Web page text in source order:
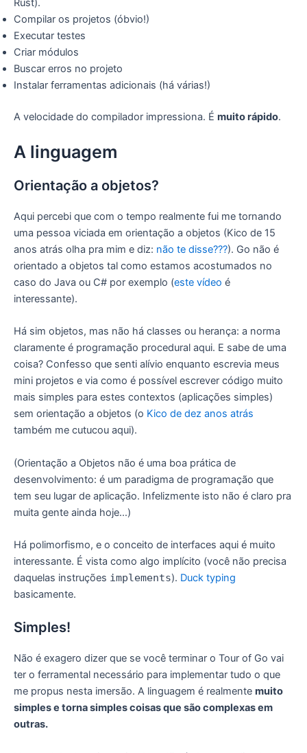
Rust).
Compilar os projetos (óbvio!)
Executar testes
Criar módulos
Buscar erros no projeto
Instalar ferramentas adicionais (há várias!)
A velocidade do compilador impressiona. É muito rápido.
A linguagem
Orientação a objetos?
Aqui percebi que com o tempo realmente fui me tornando
uma pessoa viciada em orientação a objetos (Kico de 15
anos atrás olha pra mim e diz: não te disse???). Go não é
orientado a objetos tal como estamos acostumados no
caso do Java ou C# por exemplo (este vídeo é
interessante).
Há sim objetos, mas não há classes ou herança: a norma
claramente é programação procedural aqui. E sabe de uma
coisa? Confesso que senti alívio enquanto escrevia meus
mini projetos e via como é possível escrever código muito
mais simples para estes contextos (aplicações simples)
sem orientação a objetos (o Kico de dez anos atrás
também me cutucou aqui).
(Orientação a Objetos não é uma boa prática de
desenvolvimento: é um paradigma de programação que
tem seu lugar de aplicação. Infelizmente isto não é claro pra
muita gente ainda hoje…)
Há polimorfismo, e o conceito de interfaces aqui é muito
interessante. É vista como algo implícito (você não precisa
daquelas instruções implements). Duck typing
basicamente.
Simples!
Não é exagero dizer que se você terminar o Tour of Go vai
ter o ferramental necessário para implementar tudo o que
me propus nesta imersão. A linguagem é realmente muito
simples e torna simples coisas que são complexas em
outras.